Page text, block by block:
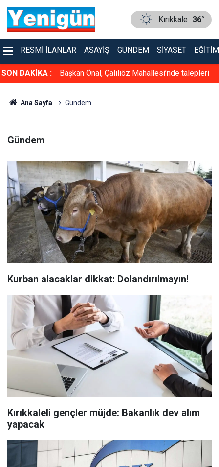
Kırıkkale 36°
RESMI İLANLAR ASAYIŞ GÜNDEM SIYASET EĞITIM
SON DAKİKA : Başkan Önal, Çalılıöz Mahallesi’nde talepleri
Ana Sayfa Gündem
Gündem
Kurban alacaklar dikkat: Dolandırılmayın!
Kırıkkaleli gençler müjde: Bakanlık dev alım
yapacak